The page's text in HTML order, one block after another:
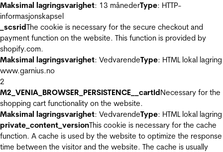
Maksimal lagringsvarighet: 13 månederType: HTTP-
informasjonskapsel
_scsridThe cookie is necessary for the secure checkout and
payment function on the website. This function is provided by
shopify.com.
Maksimal lagringsvarighet: VedvarendeType: HTML lokal lagring
www.garnius.no
2
M2_VENIA_BROWSER_PERSISTENCE__cartIdNecessary for the
shopping cart functionality on the website.
Maksimal lagringsvarighet: VedvarendeType: HTML lokal lagring
private_content_versionThis cookie is necessary for the cache
function. A cache is used by the website to optimize the response
time between the visitor and the website. The cache is usually